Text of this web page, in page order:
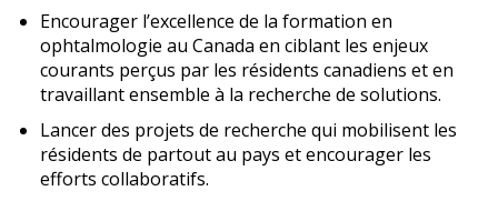
Encourager l’excellence de la formation en
ophtalmologie au Canada en ciblant les enjeux
courants perçus par les résidents canadiens et en
travaillant ensemble à la recherche de solutions.
Lancer des projets de recherche qui mobilisent les
résidents de partout au pays et encourager les
efforts collaboratifs.